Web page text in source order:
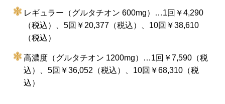
レギュラー（グルタチオン 600mg）…1回￥4,290
（税込）、5回￥20,377（税込）、10回￥38,610
（税込）
高濃度（グルタチオン 1200mg）…1回￥7,590（税
込）、5回￥36,052（税込）、10回￥68,310（税
込）